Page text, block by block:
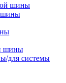
шины
шины
шины
для системы